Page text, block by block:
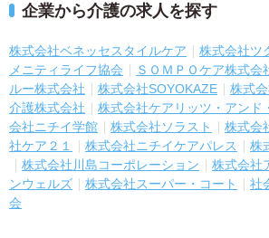
企業から介護の求人を探す
株式会社ベネッセスタイルケア 株式会社ツ
メニティライフ協会
ＳＯＭＰＯケア株式会
ルー株式会社
株式会社SOYOKAZE 株式会
介護株式会社
株式会社ケアリッツ・アンド
会社ニチイ学館
株式会社ソラスト 株式会
社ケア２１
株式会社ニチイケアパレス
株
株式会社川島コーポレーション
株式会社
ンウェルズ
株式会社スーパー・コート
社
会